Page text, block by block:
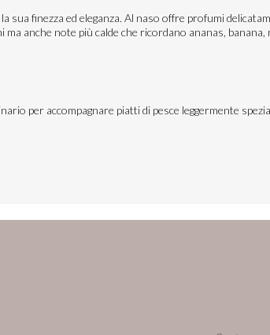
finezza ed eleganza. Al naso offre profumi
anche note più calde che ricordano ananas, banana,
per accompagnare piatti di pesce leggermente